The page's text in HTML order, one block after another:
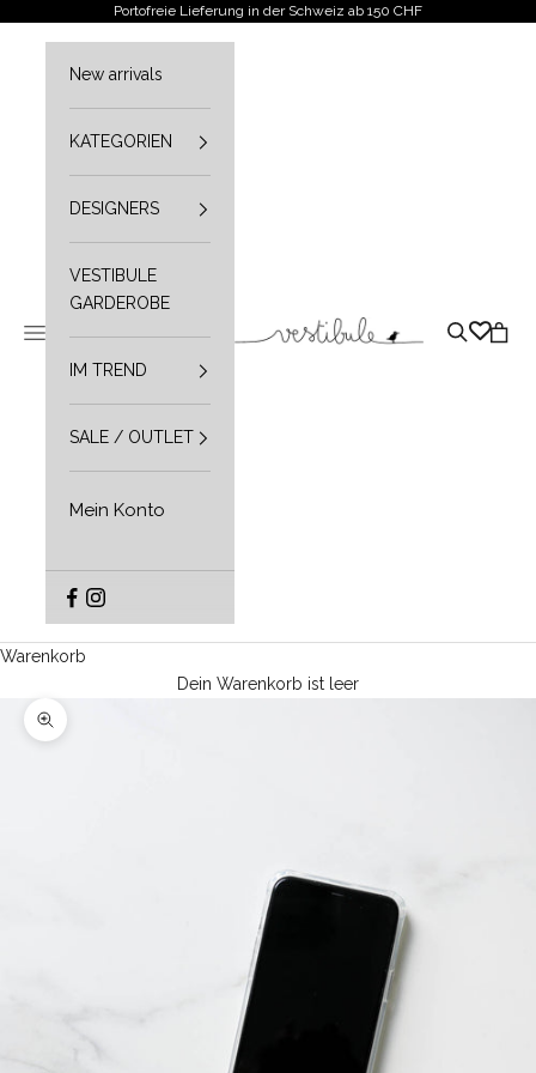
Zum Inhalt springenPortofreie Lieferung in der Schweiz ab 150 CHF
Vestibule
Navigationsmenü öffnen Suche
New arrivals
KATEGORIEN
DESIGNERS
VESTIBULE
GARDEROBE
IM TREND
SALE / OUTLET
Mein Konto
Warenkorb
Dein Warenkorb ist leer
Bild vergrößern